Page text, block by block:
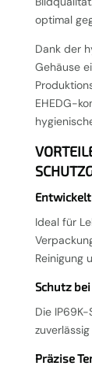
optimal
Dank der
Gehäuse
EHEDG-
Ideal für
Reinigung
Schutz
Die
Präzise